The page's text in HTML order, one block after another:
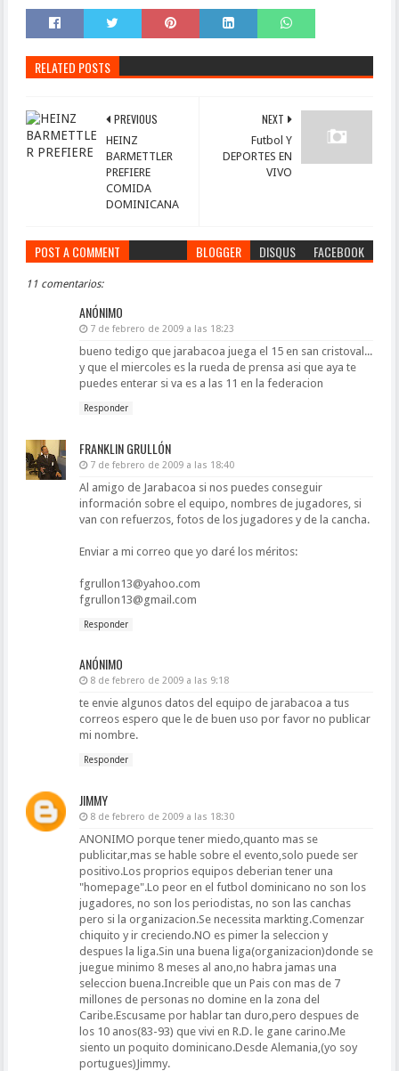
RELATED POSTS
NEXT
Futbol Y
DEPORTES EN
VIVO
PREVIOUS
HEINZ
BARMETTLER
PREFIERE
COMIDA
DOMINICANA
POST A COMMENT BLOGGER DISQUS FACEBOOK
11 comentarios:
ANÓNIMO
7 de febrero de 2009 a las 18:23
bueno tedigo que jarabacoa juega el 15 en san cristoval...
y que el miercoles es la rueda de prensa asi que aya te
puedes enterar si va es a las 11 en la federacion
Responder
FRANKLIN GRULLÓN
7 de febrero de 2009 a las 18:40
Al amigo de Jarabacoa si nos puedes conseguir
información sobre el equipo, nombres de jugadores, si
van con refuerzos, fotos de los jugadores y de la cancha.
Enviar a mi correo que yo daré los méritos:
fgrullon13@yahoo.com
fgrullon13@gmail.com
Responder
ANÓNIMO
8 de febrero de 2009 a las 9:18
te envie algunos datos del equipo de jarabacoa a tus
correos espero que le de buen uso por favor no publicar
mi nombre.
Responder
JIMMY
8 de febrero de 2009 a las 18:30
ANONIMO porque tener miedo,quanto mas se
publicitar,mas se hable sobre el evento,solo puede ser
positivo.Los proprios equipos deberian tener una
"homepage".Lo peor en el futbol dominicano no son los
jugadores, no son los periodistas, no son las canchas
pero si la organizacion.Se necessita markting.Comenzar
chiquito y ir creciendo.NO es pimer la seleccion y
despues la liga.Sin una buena liga(organizacion)donde se
juegue minimo 8 meses al ano,no habra jamas una
seleccion buena.Increible que un Pais con mas de 7
millones de personas no domine en la zona del
Caribe.Escusame por hablar tan duro,pero despues de
los 10 anos(83-93) que vivi en R.D. le gane carino.Me
siento un poquito dominicano.Desde Alemania,(yo soy
portugues)Jimmy.